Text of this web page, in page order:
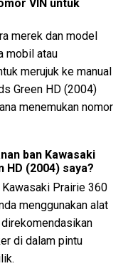
VIN untuk
merek dan model
mobil atau
merujuk ke manual
Green HD (2004)
menemukan nomor
ban Kawasaki
HD (2004) saya?
Prairie 360
menggunakan alat
direkomendasikan
di dalam pintu